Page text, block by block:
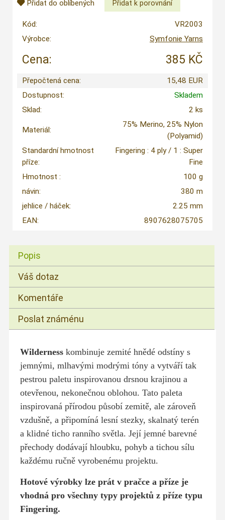
Přidat do oblíbených
Kód:
VR2003
Výrobce:
Symfonie Yarns
Cena: 385 KČ
Přepočtená cena:
15,48 EUR
Dostupnost:
Skladem
Sklad:
2 ks
Materiál:
75% Merino, 25% Nylon
(Polyamid)
Standardní hmotnost
příze:
Fingering : 4 ply / 1 : Super
Fine
Hmotnost :
100 g
návin:
380 m
jehlice / háček:
2.25 mm
EAN:
8907628075705
Popis
Váš dotaz
Komentáře
Poslat známénu
Wildernesskombinuje zemité hnědé odstíny s
jemnými, mlhavými modrými tóny a vytváří tak
pestrou paletu inspirovanou drsnou krajinou a
otevřenou, nekonečnou oblohou. Tato paleta
inspirovaná přírodou působí zemitě, ale zároveň
vzdušně, a připomíná lesní stezky, skalnatý terén
a klidné ticho ranního světla. Její jemné barevné
přechody dodávají hloubku, pohyb a tichou sílu
každému ručně vyrobenému projektu.
Hotové výrobky lze prát v pračce a příze je
vhodná pro všechny typy projektů z příze typu
Fingering.